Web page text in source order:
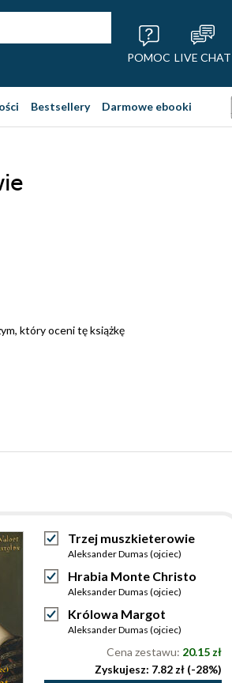
POMOC LIVE CHAT
Bestsellery Darmowe ebooki
który oceni tę książkę
Trzej muszkieterowie
Aleksander Dumas (ojciec)
Hrabia Monte Christo
Aleksander Dumas (ojciec)
Królowa Margot
Aleksander Dumas (ojciec)
Cena zestawu: 20.15 zł
Zyskujesz: 7.82 zł (-28%)